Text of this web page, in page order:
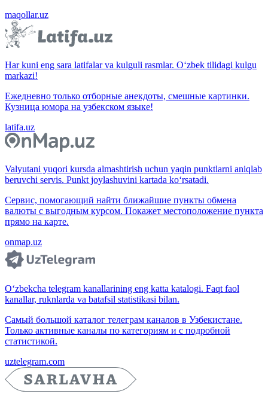
maqollar.uz
Har kuni eng sara latifalar va kulguli rasmlar. O‘zbek tilidagi kulgu
markazi!
Ежедневно только отборные анекдоты, смешные картинки.
Кузница юмора на узбекском языке!
latifa.uz
Valyutani yuqori kursda almashtirish uchun yaqin punktlarni aniqlab
beruvchi servis. Punkt joylashuvini kartada ko‘rsatadi.
Сервис, помогающий найти ближайшие пункты обмена
валюты с выгодным курсом. Покажет местоположение пункта
прямо на карте.
onmap.uz
O‘zbekcha telegram kanallarining eng katta katalogi. Faqt faol
kanallar, ruknlarda va batafsil statistikasi bilan.
Самый большой каталог телеграм каналов в Узбекистане.
Только активные каналы по категориям и с подробной
статистикой.
uztelegram.com